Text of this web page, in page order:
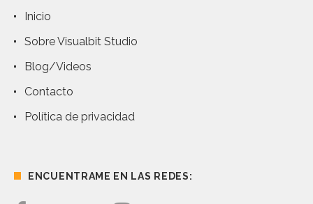
Inicio
Sobre Visualbit Studio
Blog/Videos
Contacto
Política de privacidad
ENCUENTRAME EN LAS REDES: